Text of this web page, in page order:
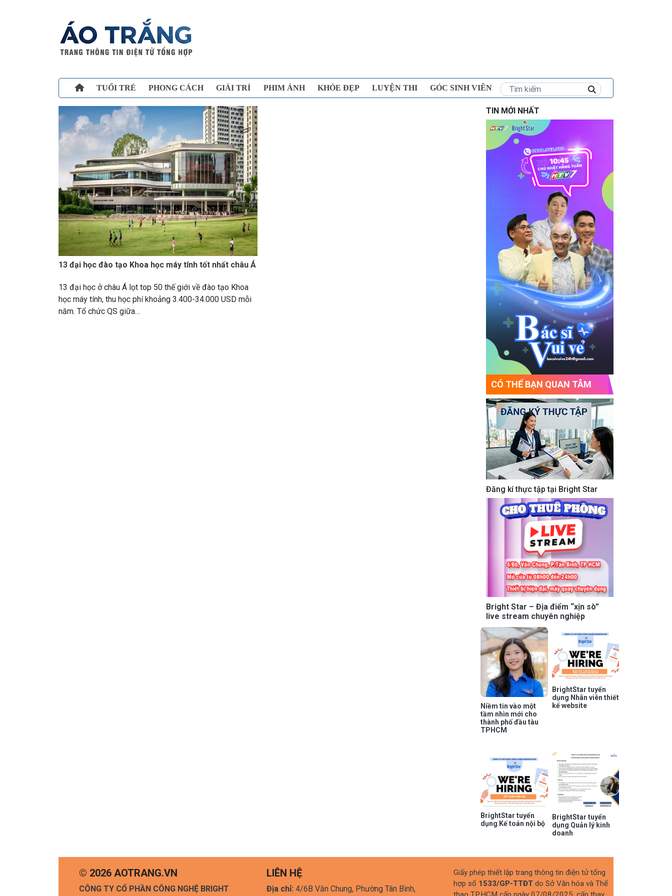
TUỔI TRẺ PHONG CÁCH GIẢI TRÍ PHIM ẢNH KHỎE ĐẸP LUYỆN THI GÓC SINH VIÊN
13 đại học đào tạo Khoa học máy tính tốt nhất châu Á
13 đại học ở châu Á lọt top 50 thế giới về đào tạo Khoa
học máy tính, thu học phí khoảng 3.400-34.000 USD mỗi
năm. Tổ chức QS giữa…
TIN MỚI NHẤT
CÓ THỂ BẠN QUAN TÂM
Đăng kí thực tập tại Bright Star
Bright Star – Địa điểm “xịn sò”
live stream chuyên nghiệp
Niềm tin vào một
tầm nhìn mới cho
thành phố đầu tàu
TPHCM
BrightStar tuyển
dụng Nhân viên thiết
kế website
BrightStar tuyển
dụng Kế toán nội bộ
BrightStar tuyển
dụng Quản lý kinh
doanh
© 2026 AOTRANG.VN
CÔNG TY CỔ PHẦN CÔNG NGHỆ BRIGHT
LIÊN HỆ
Địa chỉ: 4/6B Văn Chung, Phường Tân Bình,
Giấy phép thiết lập trang thông tin điện tử tổng
hợp số 1533/GP-TTĐT do Sở Văn hóa và Thể